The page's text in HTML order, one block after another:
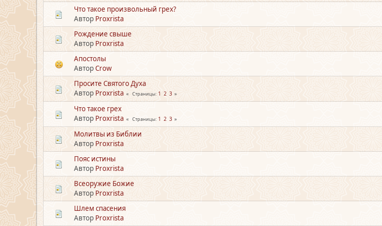
Что такое произвольный грех?
Автор Proxrista
Рождение свыше
Автор Proxrista
Апостолы
АвторCrow
Просите Святого Духа
Автор Proxrista Страницы 1 2 3
Что такое грех
Автор Proxrista Страницы 1 2 3
Молитвы из Библии
Автор Proxrista
Пояс истины
Автор Proxrista
Всеоружие Божие
Автор Proxrista
Шлем спасения
Автор Proxrista